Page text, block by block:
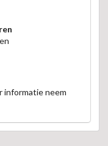
informatie neem